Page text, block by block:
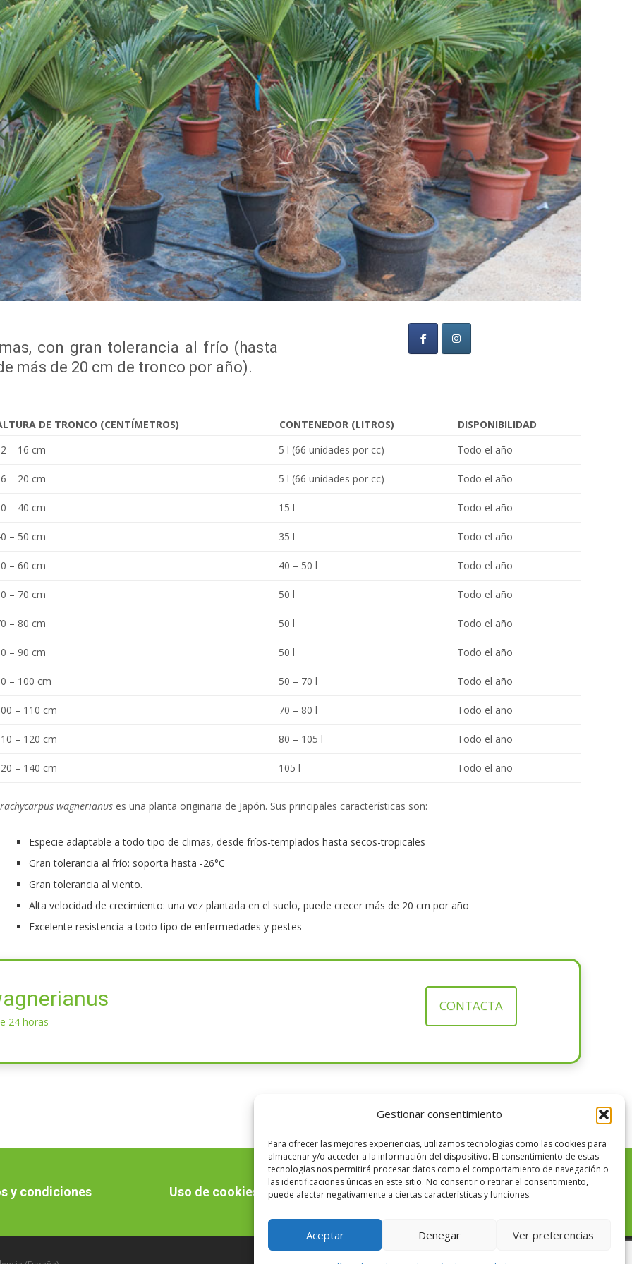
Gestionar consentimiento
Para ofrecer las mejores experiencias, utilizamos tecnologías como las cookies para
almacenar y/o acceder a la información del dispositivo. El consentimiento de estas
tecnologías nos permitirá procesar datos como el comportamiento de navegación o
las identificaciones únicas en este sitio. No consentir o retirar el consentimiento,
puede afectar negativamente a ciertas características y funciones.
Aceptar Denegar Ver preferencias
con gran tolerancia al frío (hasta
más de 20 cm de tronco por año).
DE TRONCO (CENTÍMETROS) CONTENEDOR (LITROS)
DISPONIBILIDAD
– 16 cm
5 l (66 unidades por cc) Todo el año
– 20 cm 5 l (66 unidades por cc) Todo el año
– 40 cm 15 l Todo el año
– 50 cm 35 l Todo el año
– 60 cm 40 – 50 l Todo el año
– 70 cm 50 l Todo el año
– 80 cm 50 l Todo el año
– 90 cm 50 l Todo el año
– 100 cm 50 – 70 l Todo el año
– 110 cm 70 – 80 l Todo el año
– 120 cm 80 – 105 l Todo el año
– 140 cm 105 l Todo el año
wagnerianus es una planta originaria de Japón. Sus principales características son:
Especie adaptable a todo tipo de climas, desde fríos-templados hasta secos-tropicales
Gran tolerancia al frío: soporta hasta -26°C
Gran tolerancia al viento.
Alta velocidad de crecimiento: una vez plantada en el suelo, puede crecer más de 20 cm por año
Excelente resistencia a todo tipo de enfermedades y pestes
24 horas
CONTACTA
y condiciones Uso de cookies Aviso legal